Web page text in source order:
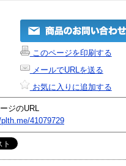
このページを印刷する
メールでURLを送る
お気に入りに追加する
ジのURL
41079729